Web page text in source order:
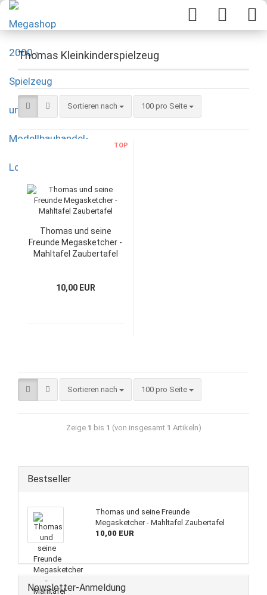
Thomas Kleinkinderspielzeug
Sortieren nach 100 pro Seite
TOP
Thomas und seine
Freunde Megasketcher -
Mahltafel Zaubertafel
10,00 EUR
Sortieren nach 100 pro Seite
Zeige 1 bis 1 (von insgesamt 1 Artikeln)
Bestseller
Thomas und seine Freunde
Megasketcher - Mahltafel Zaubertafel
10,00 EUR
Newsletter-Anmeldung